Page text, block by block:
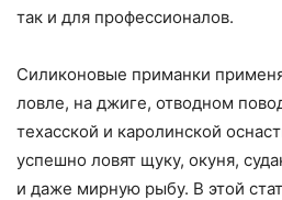
так и для профессионалов.
Силиконовые приманки
ловле, на джиге, отводном
техасской и каролинской
успешно ловят щуку, окуня,
и даже мирную рыбу. В этой